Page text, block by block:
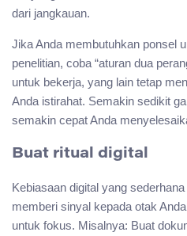
dari jangkauan.
Jika Anda membutuhkan ponsel
penelitian, coba “aturan dua
untuk bekerja, yang lain tetap
Anda istirahat. Semakin sedikit
semakin cepat Anda
Buat ritual digital
Kebiasaan digital yang
memberi sinyal kepada otak
untuk fokus. Misalnya: Buat